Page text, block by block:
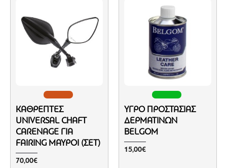
ΚΑΘΡΈΠΤΕΣ
UNIVERSAL CHAFT
CARENAGE ΓΙΑ
FAIRING ΜΑΎΡΟΙ (ΣΕΤ)
70,00€
ΥΓΡΌ ΠΡΟΣΤΑΣΊΑΣ
ΔΕΡΜΆΤΙΝΩΝ
BELGOM
15,00€